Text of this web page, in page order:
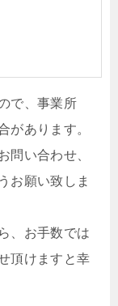
で、事業所
があります。
問い合わせ、
お願い致しま
、お手数では
頂けますと幸